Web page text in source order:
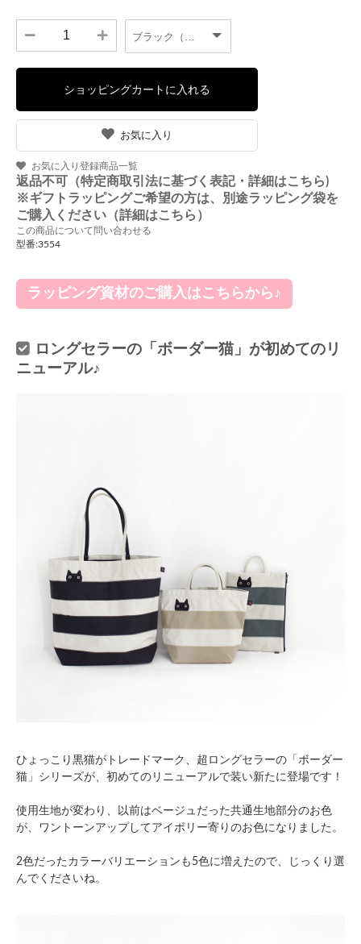
お気に入り
お気に入り登録商品一覧
返品不可（特定商取引法に基づく表記・詳細はこちら)
※ギフトラッピングご希望の方は、別途ラッピング袋を
ご購入ください（詳細はこちら）
この商品について問い合わせる
型番:3554
ラッピング資材のご購入はこちらから♪
ロングセラーの「ボーダー猫」が初めてのリ
ニューアル♪
ひょっこり黒猫がトレードマーク、超ロングセラーの「ボーダー
猫」シリーズが、初めてのリニューアルで装い新たに登場です！
使用生地が変わり、以前はベージュだった共通生地部分のお色
が、ワントーンアップしてアイボリー寄りのお色になりました。
2色だったカラーバリエーションも5色に増えたので、じっくり選
んでくださいね。